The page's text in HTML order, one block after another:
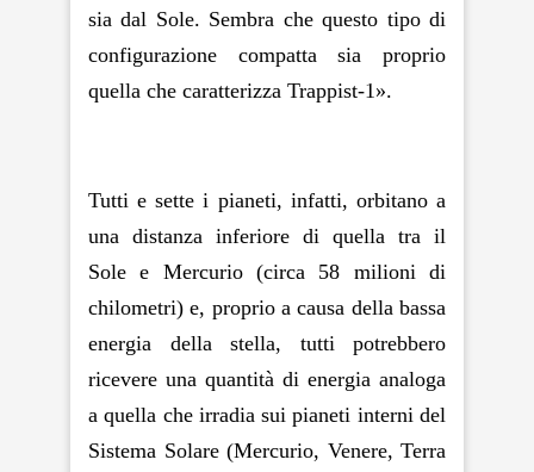
sia dal Sole. Sembra che questo tipo di
configurazione compatta sia proprio
quella che caratterizza Trappist-1».
Tutti e sette i pianeti, infatti, orbitano a
una distanza inferiore di quella tra il
Sole e Mercurio (circa 58 milioni di
chilometri) e, proprio a causa della bassa
energia della stella, tutti potrebbero
ricevere una quantità di energia analoga
a quella che irradia sui pianeti interni del
Sistema Solare (Mercurio, Venere, Terra